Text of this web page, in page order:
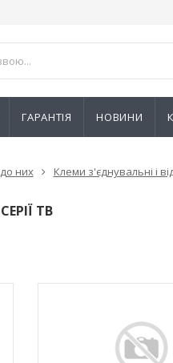
ГАРАНТІЯ НОВИНИ
них Клеми з'єднувальні і
ТВ